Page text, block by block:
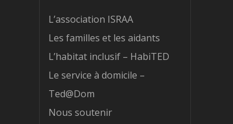
L’association ISRAA
Les familles et les aidants
L’habitat inclusif – HabiTED
Le service à domicile –
Ted@Dom
Nous soutenir